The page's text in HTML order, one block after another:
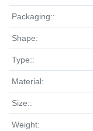
Packaging::
Shape:
Type::
Material:
Size::
Weight: